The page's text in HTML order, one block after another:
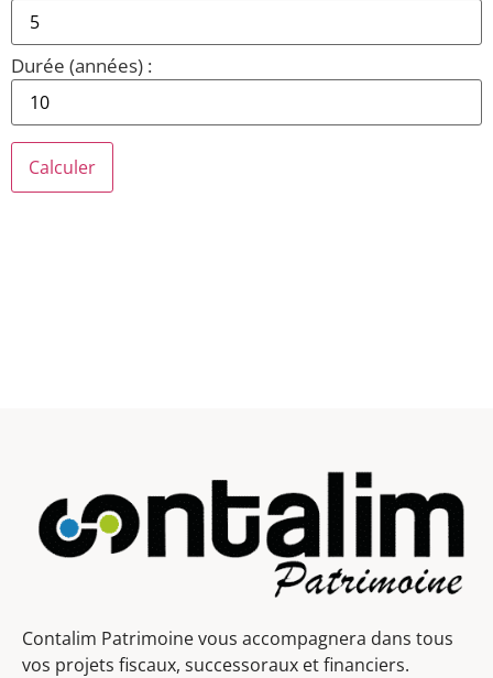
Durée (années) :
Calculer
Contalim Patrimoine vous accompagnera dans tous
vos projets fiscaux, successoraux et financiers.